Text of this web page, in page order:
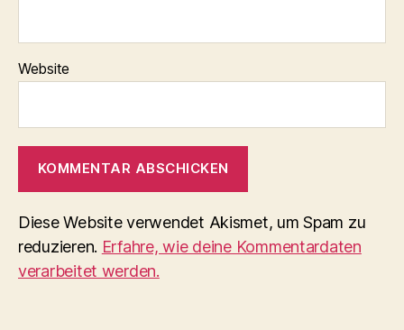
Website
Diese Website verwendet Akismet, um Spam zu
reduzieren. Erfahre, wie deine Kommentardaten
verarbeitet werden.